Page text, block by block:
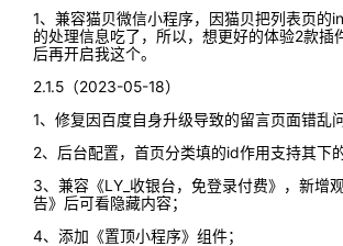
1、兼容猫贝微信小程序，因猫贝把列表页的
的处理信息吃了，所以，想更好的体验2款插
后再开启我这个。
2.1.5（2023-05-18）
1、修复因百度自身升级导致的留言页面错乱问
2、后台配置，首页分类填的id作用支持其下
3、兼容《LY_收银台，免登录付费》，新增
告》后可看隐藏内容；
4、添加《置顶小程序》组件；